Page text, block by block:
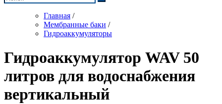
Главная /
Мембранные баки /
Гидроаккумуляторы
Гидроаккумулятор WAV 50
литров для водоснабжения
вертикальный